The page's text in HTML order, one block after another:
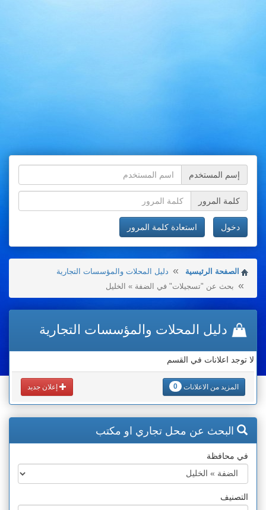
إسم المستخدم
كلمة المرور
دخول استعادة كلمة المرور
الصفحة الرئيسية
دليل المحلات والمؤسسات التجارية
بحث عن "تسجيلات" في الضفة » الخليل
دليل المحلات والمؤسسات التجارية
لا توجد اعلانات في القسم
المزيد من الاعلانات 0 إعلان جديد
البحث عن محل تجاري او مكتب
في محافظة
التصنيف